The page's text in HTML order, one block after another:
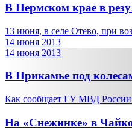
В Пермском крае в
13 июня, в селе Отево, при
14 июня 2013
14 июня 2013
В Прикамье под
Как сообщает ГУ МВД России
На «Снежинке» в